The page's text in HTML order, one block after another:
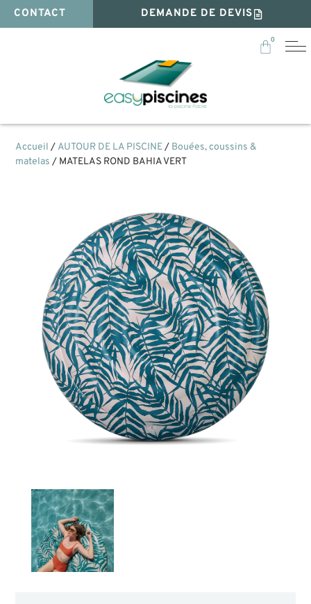
CONTACT DEMANDE DE DEVIS
0
Accueil / AUTOUR DE LA PISCINE/ Bouées, coussins &
matelas / MATELAS ROND BAHIA VERT